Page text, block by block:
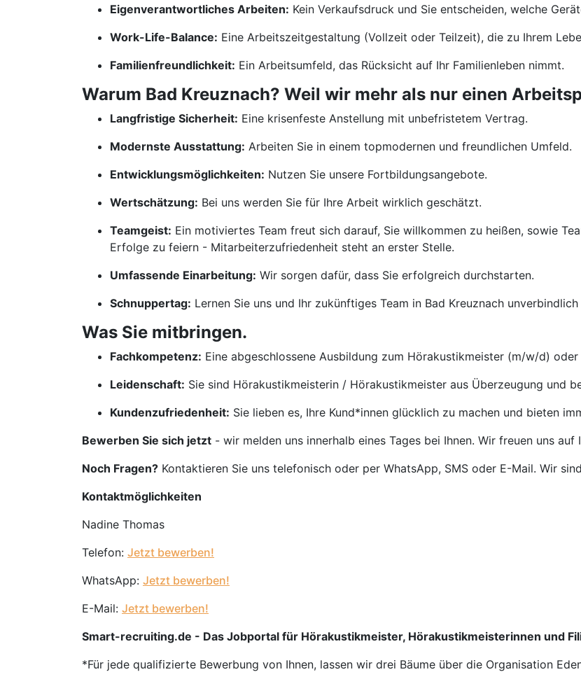
Eigenverantwortliches Arbeiten: Kein Verkaufsdruck und Sie entscheiden, welche
Work-Life-Balance: Eine Arbeitszeitgestaltung (Vollzeit oder Teilzeit), die zu Ihrem
Familienfreundlichkeit: Ein Arbeitsumfeld, das Rücksicht auf Ihr Familienleben nimmt.
Warum Bad Kreuznach? Weil wir mehr als nur einen
Langfristige Sicherheit: Eine krisenfeste Anstellung mit unbefristetem Vertrag.
Modernste Ausstattung: Arbeiten Sie in einem topmodernen und freundlichen Umfeld.
Entwicklungsmöglichkeiten: Nutzen Sie unsere Fortbildungsangebote.
Wertschätzung: Bei uns werden Sie für Ihre Arbeit wirklich geschätzt.
Teamgeist: Ein motiviertes Team freut sich darauf, Sie willkommen zu heißen, sowie
Erfolge zu feiern - Mitarbeiterzufriedenheit steht an erster Stelle.
Umfassende Einarbeitung: Wir sorgen dafür, dass Sie erfolgreich durchstarten.
Schnuppertag: Lernen Sie uns und Ihr zukünftiges Team in Bad Kreuznach unverbindlich
Was Sie mitbringen.
Fachkompetenz: Eine abgeschlossene Ausbildung zum Hörakustikmeister (m/w/d)
Leidenschaft: Sie sind Hörakustikmeisterin / Hörakustikmeister aus Überzeugung und
Kundenzufriedenheit: Sie lieben es, Ihre Kund*innen glücklich zu machen und bieten
Bewerben Sie sich jetzt - wir melden uns innerhalb eines Tages bei Ihnen. Wir freuen uns auf
Noch Fragen? Kontaktieren Sie uns telefonisch oder per WhatsApp, SMS oder E-Mail. Wir
Kontaktmöglichkeiten
Nadine Thomas
Telefon: Jetzt bewerben!
WhatsApp: Jetzt bewerben!
E-Mail: Jetzt bewerben!
Smart-recruiting.de - Das Jobportal für Hörakustikmeister, Hörakustikmeisterinnen und
*Für jede qualifizierte Bewerbung von Ihnen, lassen wir drei Bäume über die Organisation